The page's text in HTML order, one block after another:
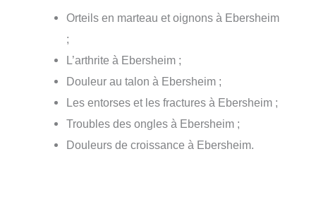
Orteils en marteau et oignons à Ebersheim
;
L’arthrite à Ebersheim ;
Douleur au talon à Ebersheim ;
Les entorses et les fractures à Ebersheim ;
Troubles des ongles à Ebersheim ;
Douleurs de croissance à Ebersheim.